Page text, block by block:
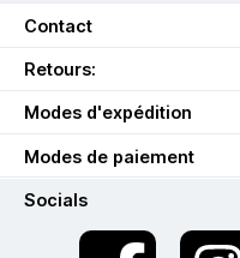
Contact
Retours:
Modes d'expédition
Modes de paiement
Socials